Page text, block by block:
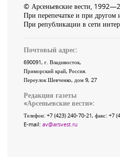
© Арсеньевские вести,
При перепечатке и при другом
При републикации в сети
Почтовый адрес:
690091, г. Владивосток,
Приморский край, Россия.
Переулок Шевченко, дом 9, 27
Редакция газеты
«Арсеньевские вести»:
Телефон: +7 (423) 240-70-21, факс: +7
E-mail: av@arsvest.ru